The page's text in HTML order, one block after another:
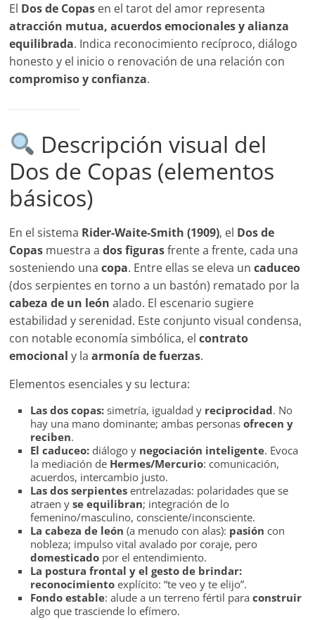
El Dos de Copas en el tarot del amor representa
atracción mutua, acuerdos emocionales y alianza
equilibrada. Indica reconocimiento recíproco, diálogo
honesto y el inicio o renovación de una relación con
compromiso y confianza.
Descripción visual del
Dos de Copas (elementos
básicos)
En el sistema Rider-Waite-Smith (1909), el Dos de
Copas muestra ados figurasfrente a frente, cada una
sosteniendo unacopa. Entre ellas se eleva uncaduceo
(dos serpientes en torno a un bastón) rematado por la
cabeza de un león alado. El escenario sugiere
estabilidad y serenidad. Este conjunto visual condensa,
con notable economía simbólica, elcontrato
emocional y laarmonía de fuerzas.
Elementos esenciales y su lectura:
Las dos copas: simetría, igualdad y reciprocidad. No
hay una mano dominante; ambas personasofrecen y
reciben.
El caduceo: diálogo y negociación inteligente. Evoca
la mediación de Hermes/Mercurio: comunicación,
acuerdos, intercambio justo.
Las dos serpientes entrelazadas: polaridades que se
atraen yse equilibran; integración de lo
femenino/masculino, consciente/inconsciente.
La cabeza de león (a menudo con alas): pasión con
nobleza; impulso vital avalado por coraje, pero
domesticado por el entendimiento.
La postura frontal y el gesto de brindar:
reconocimiento explícito: “te veo y te elijo”.
Fondo estable: alude a un terreno fértil paraconstruir
algo que trasciende lo efímero.